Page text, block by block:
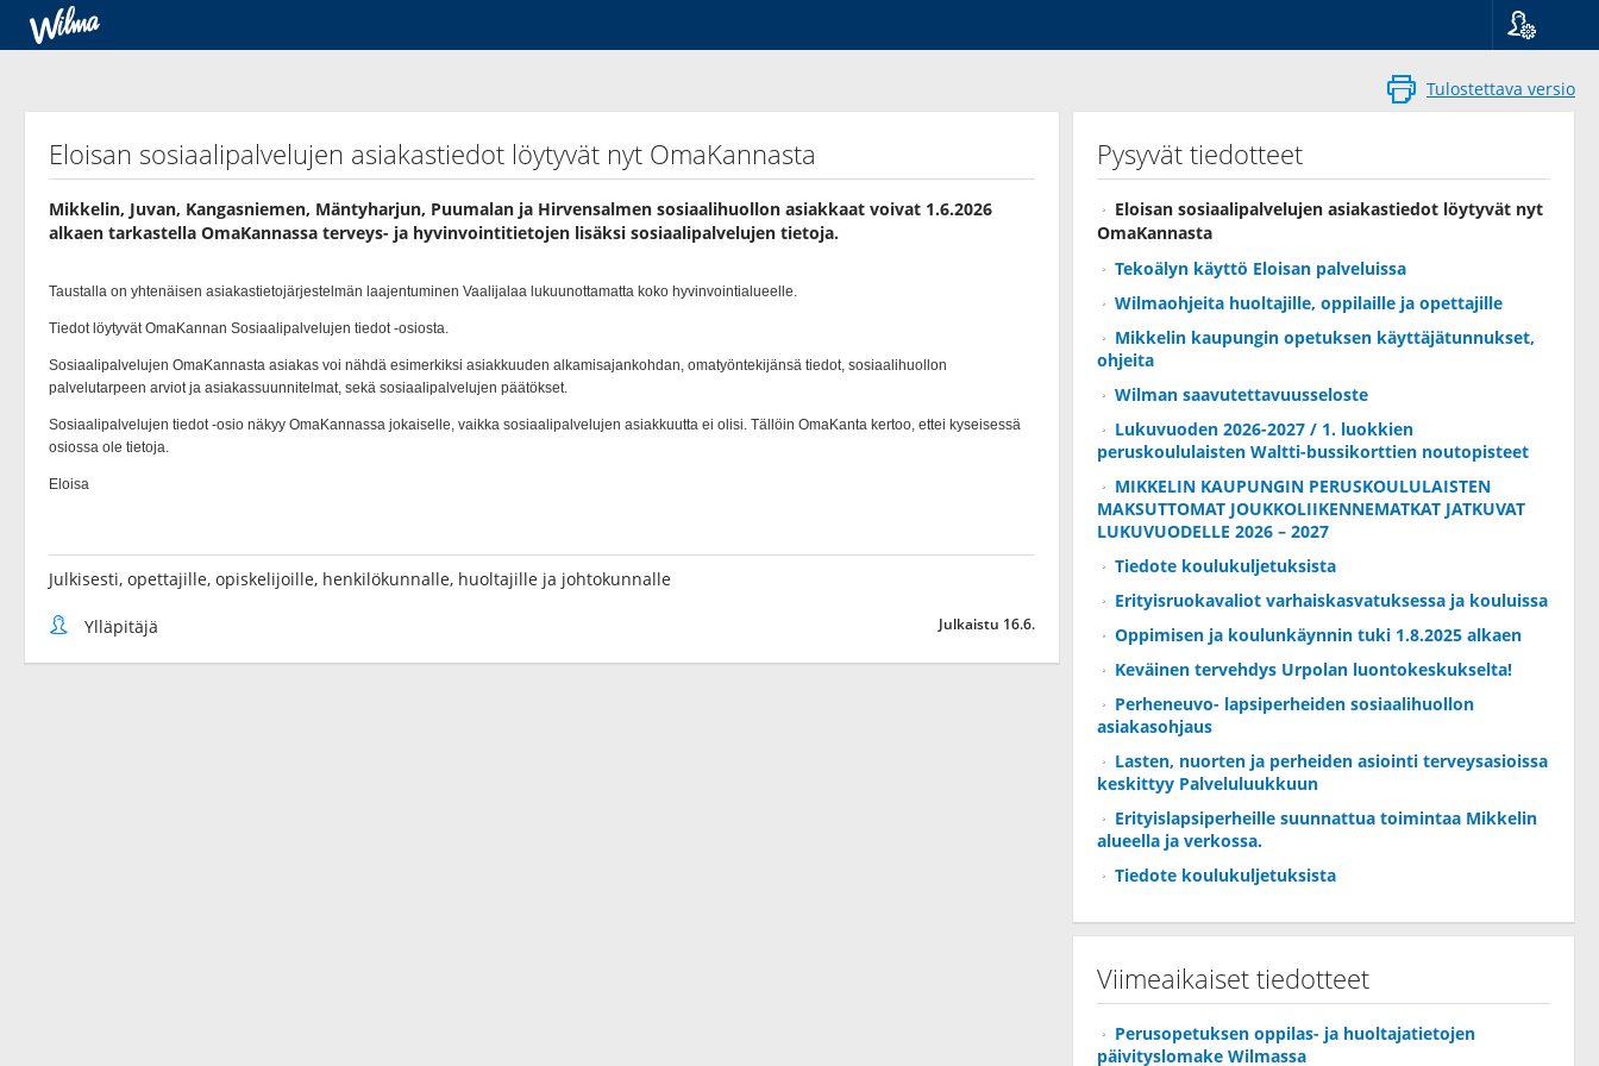
Suomi
Svenska
Eloisan sosiaalipalvelujen asiakastiedot löytyvät nyt OmaKannasta
Mikkelin, Juvan, Kangasniemen, Mäntyharjun, Puumalan ja Hirvensalmen sosiaalihuollon asiakkaat voivat 1.6.2026
alkaen tarkastella OmaKannassa terveys-​ ja hyvinvointitietojen lisäksi sosiaalipalvelujen tietoja.
Julkisesti, opettajille, opiskelijoille, henkilökunnalle, huoltajille ja johtokunnalle
Ylläpitäjä Julkaistu 16.6.
Tulostettava versio
Pysyvät tiedotteet
Eloisan sosiaalipalvelujen asiakastiedot löytyvät nyt
OmaKannasta
Tekoälyn käyttö Eloisan palveluissa
Wilmaohjeita huoltajille, oppilaille ja opettajille
Mikkelin kaupungin opetuksen käyttäjätunnukset,
ohjeita
Wilman saavutettavuusseloste
Lukuvuoden 2026-2027 / 1. luokkien
peruskoululaisten Waltti-bussikorttien noutopisteet
MIKKELIN KAUPUNGIN PERUSKOULULAISTEN
MAKSUTTOMAT JOUKKOLIIKENNEMATKAT JATKUVAT
LUKUVUODELLE 2026 – 2027
Tiedote koulukuljetuksista
Erityisruokavaliot varhaiskasvatuksessa ja kouluissa
Oppimisen ja koulunkäynnin tuki 1.8.2025 alkaen
Keväinen tervehdys Urpolan luontokeskukselta!
Perheneuvo- lapsiperheiden sosiaalihuollon
asiakasohjaus
Lasten, nuorten ja perheiden asiointi terveysasioissa
keskittyy Palveluluukkuun
Erityislapsiperheille suunnattua toimintaa Mikkelin
alueella ja verkossa.
Tiedote koulukuljetuksista
Viimeaikaiset tiedotteet
Perusopetuksen oppilas- ja huoltajatietojen
päivityslomake Wilmassa